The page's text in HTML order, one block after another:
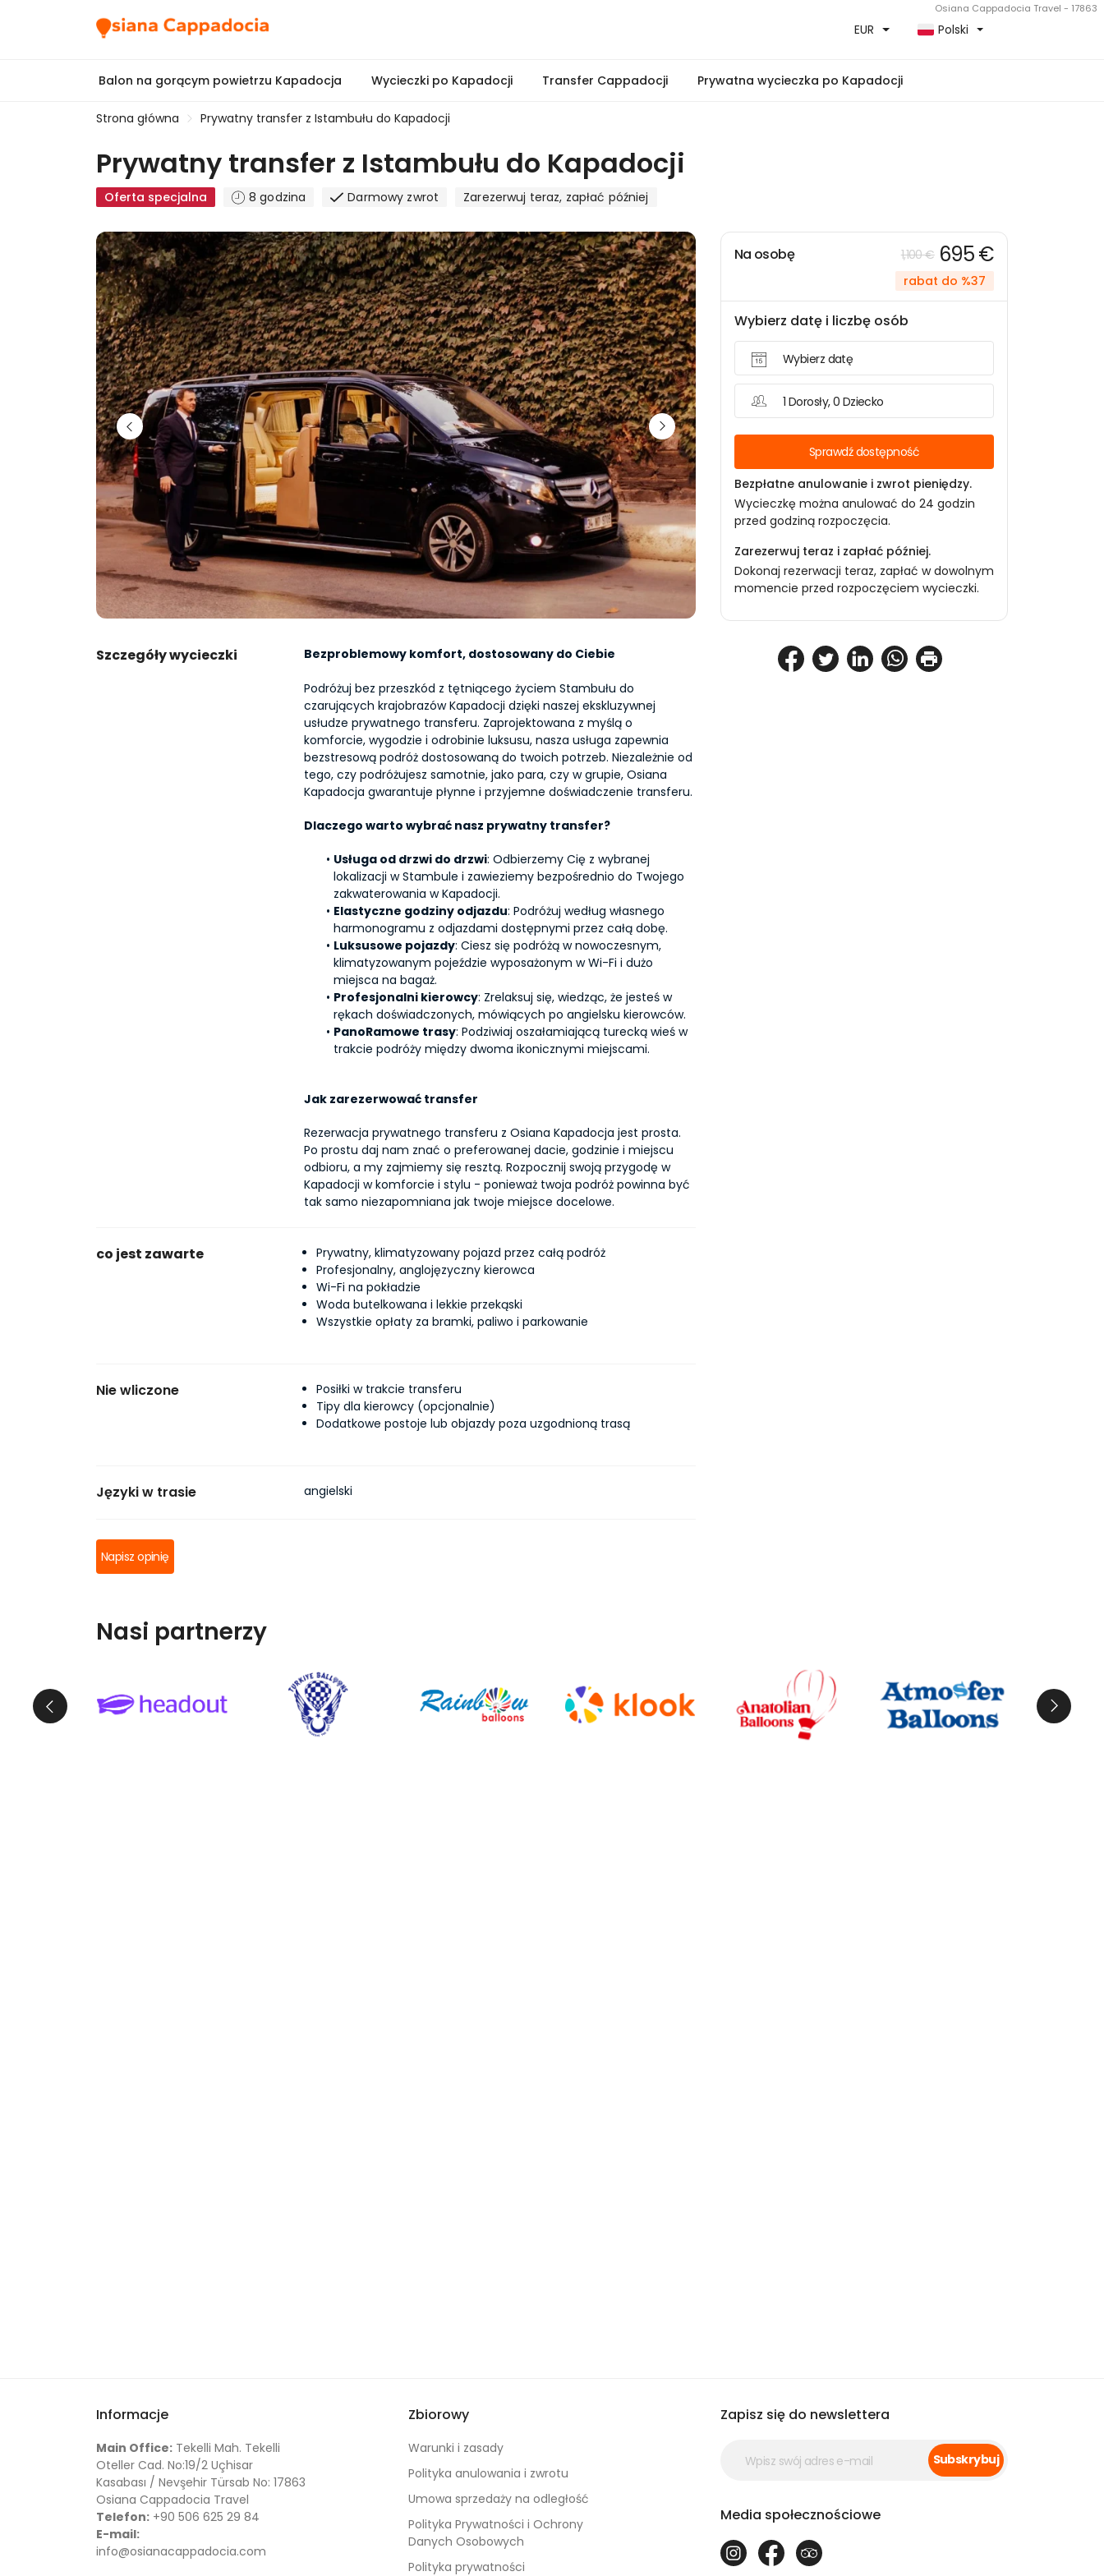
Osiana Cappadocia Travel - 17863
EUR Polski
Balon na gorącym powietrzu Kapadocja Wycieczki po Kapadocji Transfer Cappadocji Prywatna wycieczka po Kapadocji
Strona główna Prywatny transfer z Istambułu do Kapadocji
Prywatny transfer z Istambułu do Kapadocji
Oferta specjalna 8 godzina Darmowy zwrot Zarezerwuj teraz, zapłać później
Szczegóły wycieczki Bezproblemowy komfort, dostosowany do Ciebie
Podróżuj bez przeszkód z tętniącego życiem Stambułu do
czarujących krajobrazów Kapadocji dzięki naszej ekskluzywnej
usłudze prywatnego transferu. Zaprojektowana z myślą o
komforcie, wygodzie i odrobinie luksusu, nasza usługa zapewnia
bezstresową podróż dostosowaną do twoich potrzeb. Niezależnie od
tego, czy podróżujesz samotnie, jako para, czy w grupie, Osiana
Kapadocja gwarantuje płynne i przyjemne doświadczenie transferu.
Dlaczego warto wybrać nasz prywatny transfer?
Usługa od drzwi do drzwi: Odbierzemy Cię z wybranej
lokalizacji w Stambule i zawieziemy bezpośrednio do Twojego
zakwaterowania w Kapadocji.
Elastyczne godziny odjazdu: Podróżuj według własnego
harmonogramu z odjazdami dostępnymi przez całą dobę.
Luksusowe pojazdy: Ciesz się podróżą w nowoczesnym,
klimatyzowanym pojeździe wyposażonym w Wi-Fi i dużo
miejsca na bagaż.
Profesjonalni kierowcy: Zrelaksuj się, wiedząc, że jesteś w
rękach doświadczonych, mówiących po angielsku kierowców.
PanoRamowe trasy: Podziwiaj oszałamiającą turecką wieś w
trakcie podróży między dwoma ikonicznymi miejscami.
Jak zarezerwować transfer
Rezerwacja prywatnego transferu z Osiana Kapadocja jest prosta.
Po prostu daj nam znać o preferowanej dacie, godzinie i miejscu
odbioru, a my zajmiemy się resztą. Rozpocznij swoją przygodę w
Kapadocji w komforcie i stylu - ponieważ twoja podróż powinna być
tak samo niezapomniana jak twoje miejsce docelowe.
co jest zawarte
Prywatny, klimatyzowany pojazd przez całą podróż
Profesjonalny, anglojęzyczny kierowca
Wi-Fi na pokładzie
Woda butelkowana i lekkie przekąski
Wszystkie opłaty za bramki, paliwo i parkowanie
Nie wliczone
Posiłki w trakcie transferu
Tipy dla kierowcy (opcjonalnie)
Dodatkowe postoje lub objazdy poza uzgodnioną trasą
Języki w trasie angielski
Napisz opinię
Na osobę 1,100 € 695 €
rabat do %37
Wybierz datę i liczbę osób
Wybierz datę
1 Dorosły, 0 Dziecko
Sprawdź dostępność
Bezpłatne anulowanie i zwrot pieniędzy.
Wycieczkę można anulować do 24 godzin
przed godziną rozpoczęcia.
Zarezerwuj teraz i zapłać później.
Dokonaj rezerwacji teraz, zapłać w dowolnym
momencie przed rozpoczęciem wycieczki.
Nasi partnerzy
Informacje
Main Office: Tekelli Mah. Tekelli
Oteller Cad. No:19/2 Uçhisar
Kasabası / Nevşehir Türsab No: 17863
Osiana Cappadocia Travel
Telefon: +90 506 625 29 84
E-mail:
info@osianacappadocia.com
Zbiorowy
Warunki i zasady
Polityka anulowania i zwrotu
Umowa sprzedaży na odległość
Polityka Prywatności i Ochrony
Danych Osobowych
Polityka prywatności
Zapisz się do newslettera
Subskrybuj
Media społecznościowe